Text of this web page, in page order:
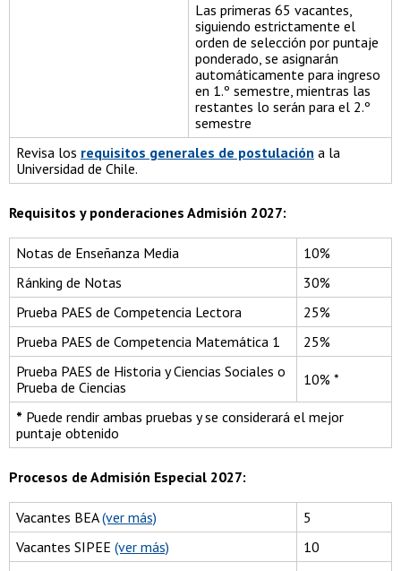
Las primeras 65 vacantes,
siguiendo estrictamente el
orden de selección por puntaje
ponderado, se asignarán
automáticamente para ingreso
en 1.º semestre, mientras las
restantes lo serán para el 2.º
semestre
Revisa los requisitos generales de postulación a la
Universidad de Chile.
Requisitos y ponderaciones Admisión 2027:
Notas de Enseñanza Media
10%
Ránking de Notas
30%
Prueba PAES de Competencia Lectora
25%
Prueba PAES de Competencia Matemática 1
25%
Prueba PAES de Historia y Ciencias Sociales o
Prueba de Ciencias
10% *
* Puede rendir ambas pruebas y se considerará el mejor
puntaje obtenido
Procesos de Admisión Especial 2027:
Vacantes BEA(ver más)
5
Vacantes SIPEE (ver más)
10